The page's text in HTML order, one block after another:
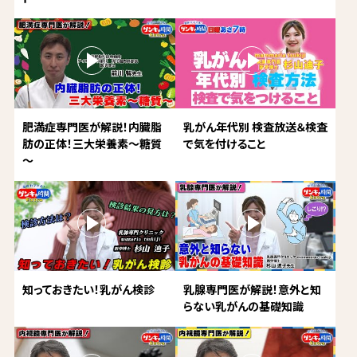
肥満症専門医が解説！内臓脂
肪の正体！三大栄養素～糖質
～
乳がん年代別 検査放送＆検査
で気を付けること
知っておきたい！乳がん検診
乳腺専門医が解説！意外と知
らない乳がんの基礎知識